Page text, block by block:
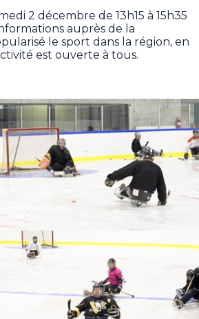
2 décembre de 13h15 à 15h35
auprès de la
le sport dans la région, en
est ouverte à tous.